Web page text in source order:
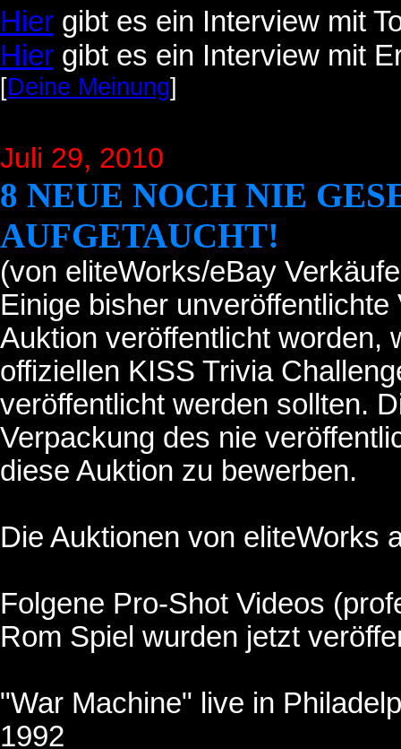
Hier gibt es ein Interview mit
Hier gibt es ein Interview mit
[Deine Meinung]
Juli 29, 2010
8 NEUE NOCH NIE
AUFGETAUCHT!
(von eliteWorks/eBay
Einige bisher
Auktion veröffentlicht worden,
offiziellen KISS Trivia
veröffentlicht werden sollten.
Verpackung des nie
diese Auktion zu bewerben.
Die Auktionen von eliteWorks
Folgene Pro-Shot Videos
Rom Spiel wurden jetzt
"War Machine" live in
1992